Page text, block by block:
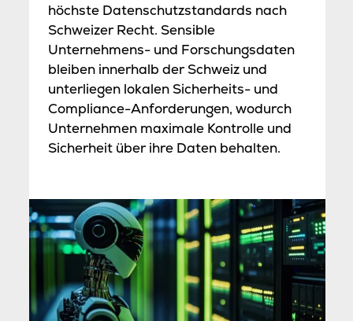
höchste Datenschutzstandards nach
Schweizer Recht. Sensible
Unternehmens- und Forschungsdaten
bleiben innerhalb der Schweiz und
unterliegen lokalen Sicherheits- und
Compliance-Anforderungen, wodurch
Unternehmen maximale Kontrolle und
Sicherheit über ihre Daten behalten.